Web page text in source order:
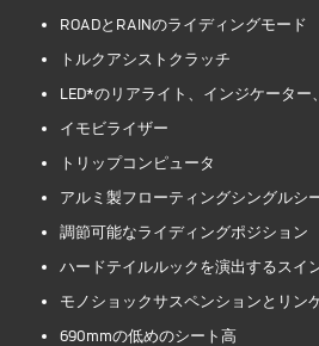
ROADとRAINのライディングモード
トルクアシストクラッチ
LED*のリアライト、インジケーター
イモビライザー
トリップコンピュータ
アルミ製フローティングシングルシ
調節可能なライディングポジション
ハードテイルルックを演出するスイ
モノショックサスペンションとリン
690mmの低めのシート高